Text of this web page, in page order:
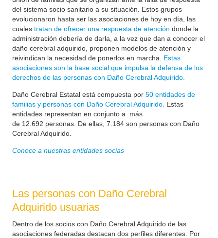
del sistema socio sanitario a su situación. Estos grupos
evolucionaron hasta ser las asociaciones de hoy en día, las
cuales tratan de ofrecer una respuesta de atención donde la
administración debería de darla, a la vez que dan a conocer el
daño cerebral adquirido, proponen modelos de atención y
reivindican la necesidad de ponerlos en marcha. Estas
asociaciones son la base social que impulsa la defensa de los
derechos de las personas con Daño Cerebral Adquirido.
Daño Cerebral Estatal está compuesta por 50 entidades de
familias y personas con Daño Cerebral Adquirido. Estas
entidades representan en conjunto a más
de 12.692 personas. De ellas, 7.184 son personas con Daño
Cerebral Adquirido.
Conoce a nuestras entidades socias
Las personas con Daño Cerebral
Adquirido usuarias
Dentro de los socios con Daño Cerebral Adquirido de las
asociaciones federadas destacan dos perfiles diferentes. Por